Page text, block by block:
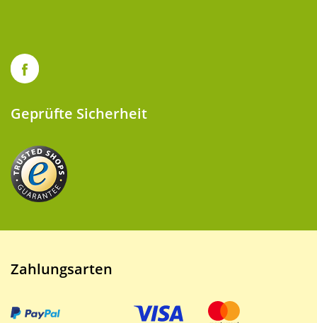
Geprüfte Sicherheit
Zahlungsarten